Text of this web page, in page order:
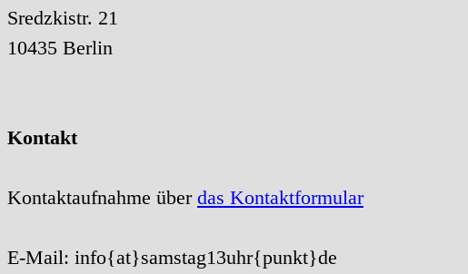
Sredzkistr. 21
10435 Berlin
Kontakt
Kontaktaufnahme über das Kontaktformular
E-Mail: info{at}samstag13uhr{punkt}de